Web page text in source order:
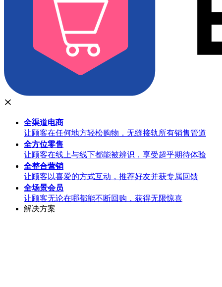
全渠道电商
让顾客在任何地方轻松购物，无缝接轨所有销售管道
全方位零售
让顾客在线上与线下都能被辨识，享受超乎期待体验
全整合营销
让顾客以喜爱的方式互动，推荐好友并获专属回馈
全场景会员
让顾客无论在哪都能不断回购，获得无限惊喜
解决方案